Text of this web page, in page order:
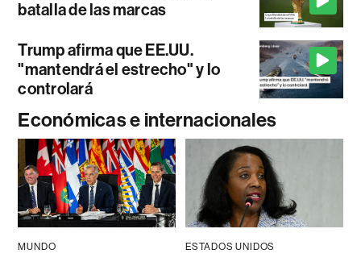
batalla de las marcas
Trump afirma que EE.UU.
"mantendrá el estrecho" y lo
controlará
Económicas e internacionales
MUNDO ESTADOS UNIDOS